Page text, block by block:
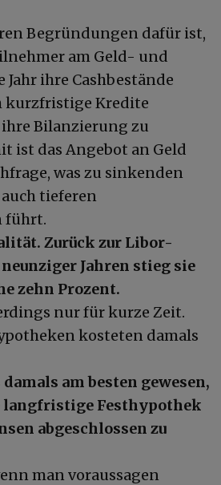
Begründungen dafür ist,
am Geld- und
ihre Cashbestände
kurzfristige Kredite
Bilanzierung zu
ist das Angebot an Geld
was zu sinkenden
tieferen
führt.
Zurück zur Libor-
Jahren stieg sie
zehn Prozent.
nur für kurze Zeit.
kosteten damals
am besten gewesen,
langfristige Festhypothek
abgeschlossen zu
man voraussagen